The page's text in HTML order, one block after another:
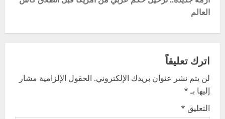
n
v
i
g
العالم
اترك تعليقاً
لن يتم نشر عنوان بريدك الإلكتروني. الحقول الإلزامية مشار
إليها بـ*
التعليق *